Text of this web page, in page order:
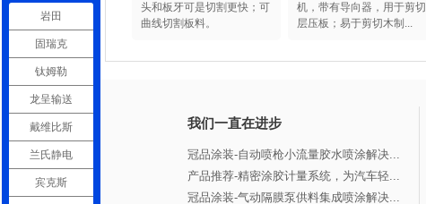
头和板牙可是切割更快；可
曲线切割板料。
机，带有导向器，用于剪切
层压板；易于剪切木制...
我们一直在进步
冠品涂装-自动喷枪小流量胶水喷涂解决...
产品推荐-精密涂胶计量系统，为汽车轻...
冠品涂装-气动隔膜泵供料集成喷涂解决...
岩田
固瑞克
钛姆勒
龙呈输送
戴维比斯
兰氏静电
宾克斯